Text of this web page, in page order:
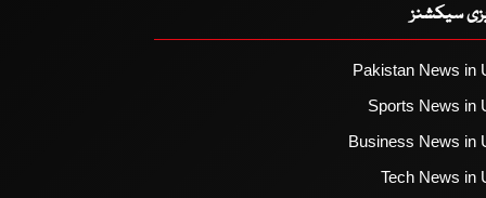
سیکشنز
Pakistan News in
Sports News in
Business News in
Tech News in